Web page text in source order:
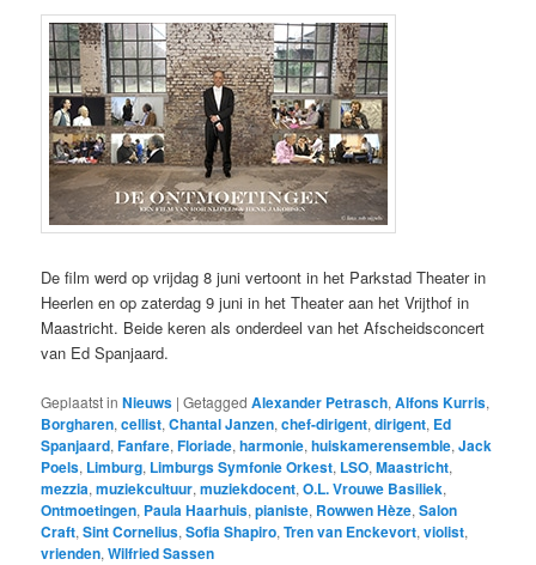
De film werd op vrijdag 8 juni vertoont in het Parkstad Theater in
Heerlen en op zaterdag 9 juni in het Theater aan het Vrijthof in
Maastricht. Beide keren als onderdeel van het Afscheidsconcert
van Ed Spanjaard.
Geplaatst in Nieuws |Getagged Alexander Petrasch,Alfons Kurris,
Borgharen,cellist,Chantal Janzen,chef-dirigent,dirigent, Ed
Spanjaard,Fanfare,Floriade,harmonie,huiskamerensemble,Jack
Poels, Limburg, Limburgs Symfonie Orkest, LSO,Maastricht,
mezzia,muziekcultuur,muziekdocent,O.L. Vrouwe Basiliek,
Ontmoetingen, Paula Haarhuis,pianiste, Rowwen Hèze,Salon
Craft,Sint Cornelius,Sofia Shapiro,Tren van Enckevort,violist,
vrienden,Wilfried Sassen